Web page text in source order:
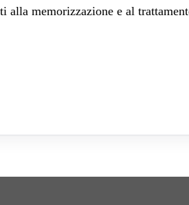
alla memorizzazione e al